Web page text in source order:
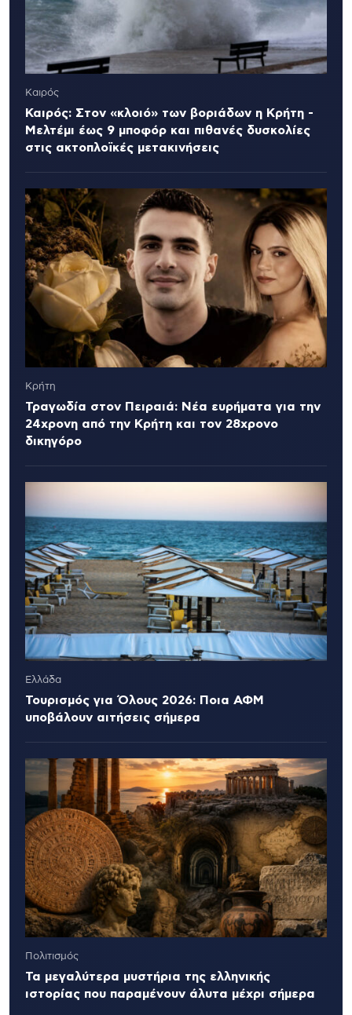
Καιρός
Καιρός: Στον «κλοιό» των βοριάδων η Κρήτη -
Μελτέμι έως 9 μποφόρ και πιθανές δυσκολίες
στις ακτοπλοϊκές μετακινήσεις
Κρήτη
Τραγωδία στον Πειραιά: Νέα ευρήματα για την
24χρονη από την Κρήτη και τον 28χρονο
δικηγόρο
Ελλάδα
Τουρισμός για Όλους 2026: Ποια ΑΦΜ
υποβάλουν αιτήσεις σήμερα
Πολιτισμός
Τα μεγαλύτερα μυστήρια της ελληνικής
ιστορίας που παραμένουν άλυτα μέχρι σήμερα